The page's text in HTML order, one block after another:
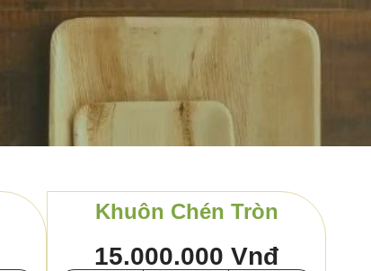
Khuôn Chén Tròn
15.000.000 Vnđ